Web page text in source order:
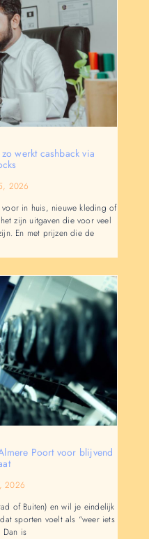
werkt cashback via
2026
in huis, nieuwe kleding of
zijn uitgaven die voor veel
En met prijzen die de
Poort voor blijvend
2026
of Buiten) en wil je eindelijk
sporten voelt als “weer iets
Dan is